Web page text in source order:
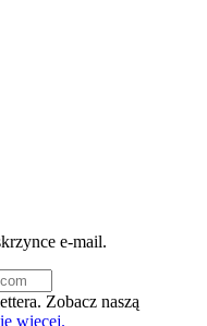
e-mail.
Zobacz naszą
więcej.